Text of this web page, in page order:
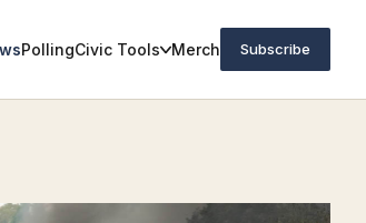
PollingCivic Tools Merch Subscribe